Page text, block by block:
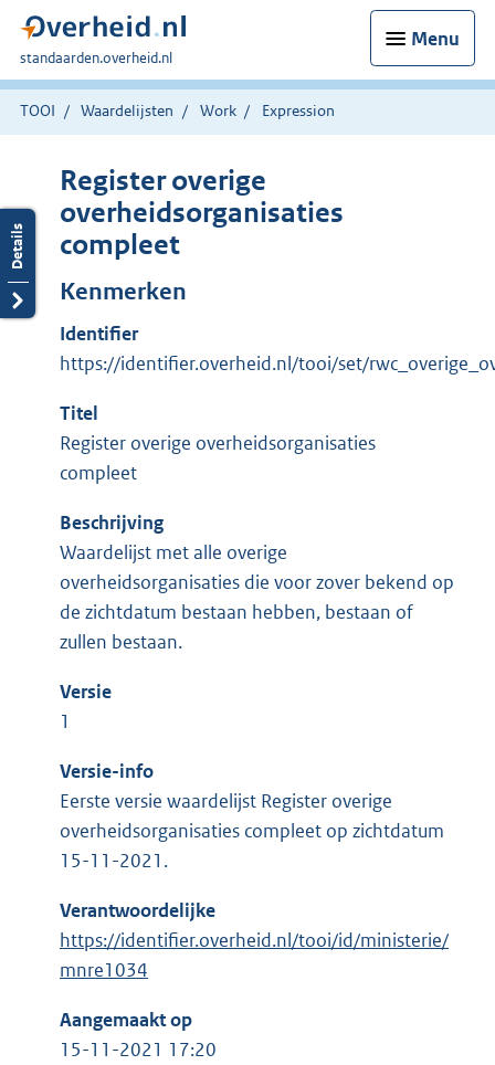
Menu
U
bent
hier:
standaarden.overheid.nl
TOOI Waardelijsten Work Expression
Register overige
overheidsorganisaties
compleet
Kenmerken
Identifier
https://identifier.overheid.nl/tooi/set/
Titel
Register overige overheidsorganisaties
compleet
Beschrijving
Waardelijst met alle overige
overheidsorganisaties die voor zover bekend op
de zichtdatum bestaan hebben, bestaan of
zullen bestaan.
Versie
1
Versie-info
Eerste versie waardelijst Register overige
overheidsorganisaties compleet op zichtdatum
15-11-2021.
Verantwoordelijke
https://identifier.overheid.nl/tooi/id/ministerie/
mnre1034
Aangemaakt op
15-11-2021 17:20